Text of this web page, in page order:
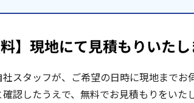
料】現地にて見積もりいたし
スタッフが、ご希望の日時に現地までお
認したうえで、無料でお見積もりをいた